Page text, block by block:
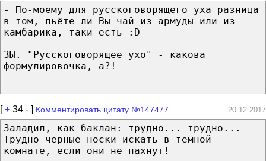
- По-моему для русскоговорящего уха разница
в том, пьёте ли Вы чай из армуды или из
камбарика, таки есть :D
ЗЫ. "Русскоговорящее ухо" - какова
формулировочка, а?!
[+ 34 - ] Комментировать цитату №147477 20.12.2017
Заладил, как баклан: трудно... трудно...
Трудно черные носки искать в темной
комнате, если они не пахнут!